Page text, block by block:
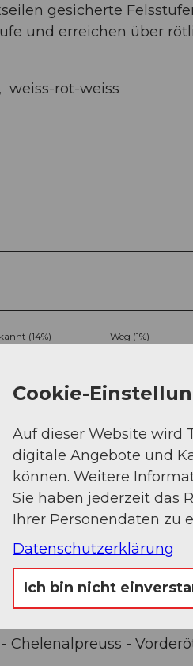
gesicherte
und erreichen über
weiss-rot-weiss
(14%) Weg (1%)
Jul Aug Sep Okt
-
Cookie-
Auf dieser Website wird
digitale Angebote und
können. Weitere
Sie haben jederzeit das
Ihrer Personendaten zu
Datenschutzerklärung
Ich bin nicht